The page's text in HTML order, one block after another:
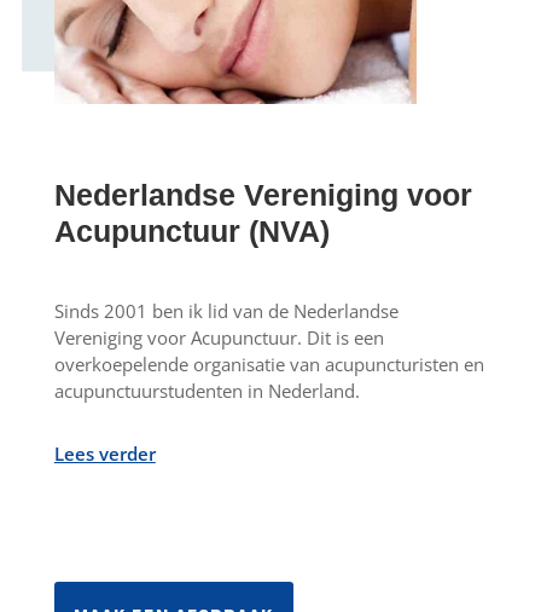
Nederlandse Vereniging voor
Acupunctuur (NVA)
Sinds 2001 ben ik lid van de Nederlandse
Vereniging voor Acupunctuur. Dit is een
overkoepelende organisatie van acupuncturisten en
acupunctuurstudenten in Nederland.
Lees verder